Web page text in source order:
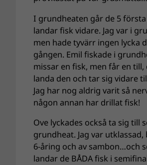
I grundheaten går de 5
landar fisk vidare. Jag var i
men hade tyvärr ingen lycka
gången. Emil fiskade i
missar en fisk, men får en till,
landa den och tar sig vidare
Jag har nog aldrig varit så
någon annan har drillat fisk!
Ove lyckades också ta sig till
grundheat. Jag var utklassad,
6-åring och av sambon…och
landar de BÅDA fisk i